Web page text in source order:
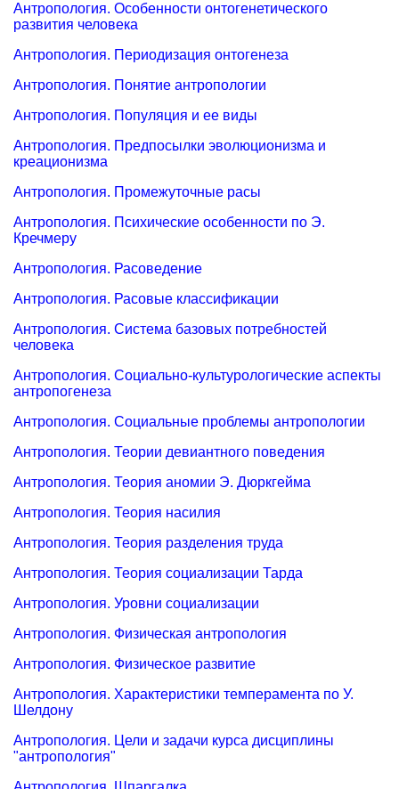
Антропология. Особенности онтогенетического
развития человека
Антропология. Периодизация онтогенеза
Антропология. Понятие антропологии
Антропология. Популяция и ее виды
Антропология. Предпосылки эволюционизма и
креационизма
Антропология. Промежуточные расы
Антропология. Психические особенности по Э.
Кречмеру
Антропология. Расоведение
Антропология. Расовые классификации
Антропология. Система базовых потребностей
человека
Антропология. Социально-культурологические аспекты
антропогенеза
Антропология. Социальные проблемы антропологии
Антропология. Теории девиантного поведения
Антропология. Теория аномии Э. Дюркгейма
Антропология. Теория насилия
Антропология. Теория разделения труда
Антропология. Теория социализации Тарда
Антропология. Уровни социализации
Антропология. Физическая антропология
Антропология. Физическое развитие
Антропология. Характеристики темперамента по У.
Шелдону
Антропология. Цели и задачи курса дисциплины
"антропология"